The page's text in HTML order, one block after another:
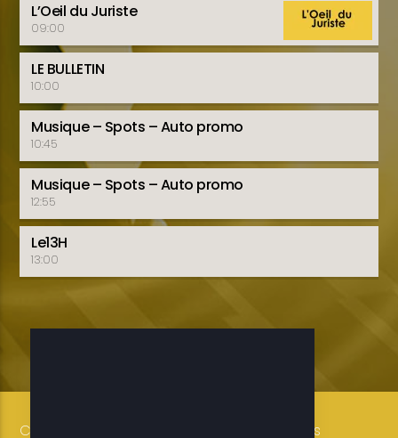
L’Oeil du Juriste
09:00
LE BULLETIN
10:00
Musique – Spots – Auto promo
10:45
Musique – Spots – Auto promo
12:55
Le13H
13:00
Copyright 2019-2025 ETELE BENIN Tous droits